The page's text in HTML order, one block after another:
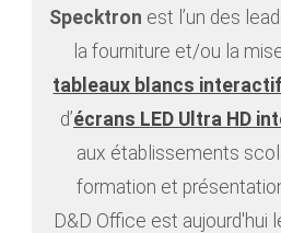
Specktron est l’un des
la fourniture et/ou la
tableaux blancs
d’écrans LED Ultra HD
aux établissements
formation et
D&D Office est aujourd'hui